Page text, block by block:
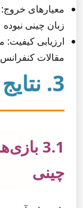
معیارهای
زبان چینی نبوده
ارزیابی
مقالات کنفرانس
3. نتایج و تحلیل
3.1
چینی